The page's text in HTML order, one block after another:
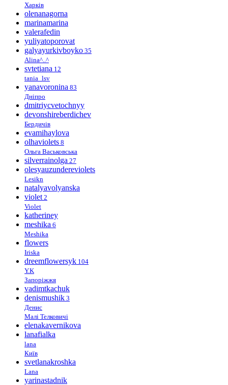
Харків
olenanagorna
marinamarina
valerafedin
yuliyatoporovat
galyayurkivboyko 35
Alina^..^
svtetiana 12
tania_lsv
yanavoronina 83
Дніпро
dmitriycvetochnyy
devonshireberdichev
Бердичів
evamihaylova
olhaviolets 8
Ольга Васьковська
silverrainolga 27
olesyauzundereviolets
Lesikn
natalyavolyanska
violet 2
Violet
katheriney
meshika 6
Meshika
flowers
Iriska
dreemflowersyk 104
Y.K
Запоріжжя
vadimtkachuk
denismushik 3
Денис
Малі Телковичі
elenakavernikova
lanafialka
lana
Київ
svetlanakroshka
Lana
yarinastadnik